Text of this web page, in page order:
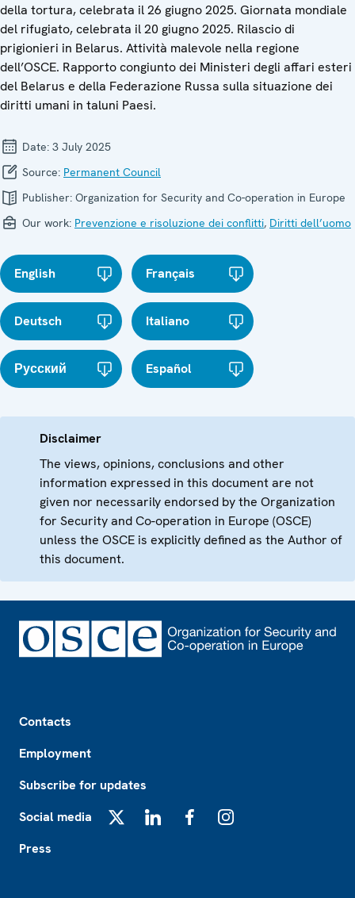
della tortura, celebrata il 26 giugno 2025. Giornata mondiale
del rifugiato, celebrata il 20 giugno 2025. Rilascio di
prigionieri in Belarus. Attività malevole nella regione
dell’OSCE. Rapporto congiunto dei Ministeri degli affari esteri
del Belarus e della Federazione Russa sulla situazione dei
diritti umani in taluni Paesi.
Date: 3 July 2025
Source: Permanent Council
Publisher: Organization for Security and Co-operation in Europe
Our work: Prevenzione e risoluzione dei conflitti, Diritti dell’uomo
English Français
Deutsch Italiano
Русский Español
Disclaimer
The views, opinions, conclusions and other
information expressed in this document are not
given nor necessarily endorsed by the Organization
for Security and Co-operation in Europe (OSCE)
unless the OSCE is explicitly defined as the Author of
this document.
Contacts
Employment
Subscribe for updates
Social media
Press